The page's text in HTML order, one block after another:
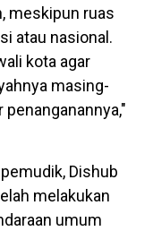
meskipun ruas
atau nasional.
kota agar
masing-
Dishub
melakukan
umum